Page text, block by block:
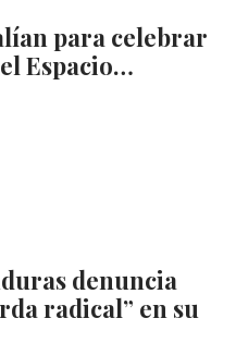
para celebrar
Espacio…
denuncia
radical” en su